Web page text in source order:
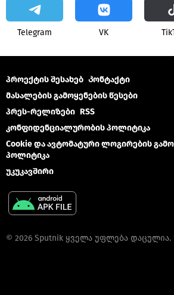
Telegram VK
პროექტის შესახებ Კონტაქტი
მასალების გამოყენების წესები
პრეს-რელიზები RSS
კონფიდენციალურობის პოლიტიკა
Cookie და ავტომატური ლოგირების
პოლიტიკა
უკუკავშირი
© 2026 Sputnik ყველა უფლება დაცულია.